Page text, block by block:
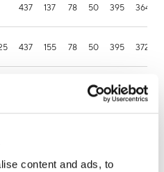
content and ads, to
437 137 78 50 395 364.2
437 155 78 50 395 372.9
50 395 380.6
437 210 74 50 395